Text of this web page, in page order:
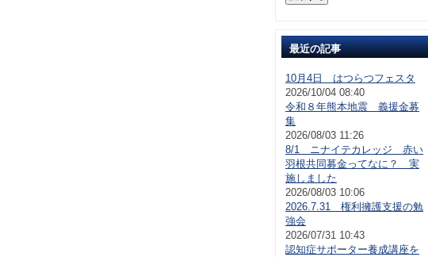
最近の記事
10月4日 はつらつフェスタ
2026/10/04 08:40
令和８年熊本地震 義援金募
集
2026/08/03 11:26
8/1 ニナイテカレッジ 赤い
羽根共同募金ってなに？ 実
施しました
2026/08/03 10:06
2026.7.31 権利擁護支援の勉
強会
2026/07/31 10:43
認知症サポーター養成講座を